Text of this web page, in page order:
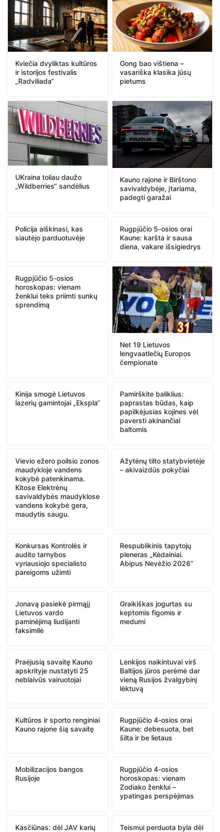
Kviečia dvyliktas kultūros
ir istorijos festivalis
„Radviliada“
Gong bao vištiena –
vasariška klasika jūsų
pietums
UKraina toliau daužo
„Wildberries“ sandėlius
Kauno rajone ir Birštono
savivaldybėje, įtariama,
padegti garažai
Policija aiškinasi, kas
siautėjo parduotuvėje
Rugpjūčio 5-osios orai
Kaune: karšta ir sausa
diena, vakare išsigiedrys
Rugpjūčio 5-osios
horoskopas: vienam
ženklui teks priimti sunkų
sprendimą
Net 19 Lietuvos
lengvaatlečių Europos
čempionate
Kinija smogė Lietuvos
lazerių gamintojai „Ekspla“
Pamirškite baliklius:
paprastas būdas, kaip
papilkėjusias kojines vėl
paversti akinančiai
baltomis
Vievio ežero poilsio zonos
maudykloje vandens
kokybė patenkinama.
Kitose Elektrėnų
savivaldybės maudyklose
vandens kokybė gera,
maudytis saugu.
Ažytėnų tilto statybvietėje
– akivaizdūs pokyčiai
Konkursas Kontrolės ir
audito tarnybos
vyriausiojo specialisto
pareigoms užimti
Respublikinis tapytojų
pleneras „Kėdainiai.
Abipus Nevėžio 2026“
Jonavą pasiekė pirmąjį
Lietuvos vardo
paminėjimą liudijanti
faksimilė
Graikiškas jogurtas su
keptomis figomis ir
medumi
Praėjusią savaitę Kauno
apskrityje nustatyti 25
neblaivūs vairuotojai
Lenkijos naikintuvai virš
Baltijos jūros perėmė dar
vieną Rusijos žvalgybinį
lėktuvą
Kultūros ir sporto renginiai
Kauno rajone šią savaitę
Rugpjūčio 4-osios orai
Kaune: debesuota, bet
šilta ir be lietaus
Mobilizacijos bangos
Rusijoje
Rugpjūčio 4-osios
horoskopas: vienam
Zodiako ženklui –
ypatingas perspėjimas
Kasčiūnas: dėl JAV karių
Teismui perduota byla dėl